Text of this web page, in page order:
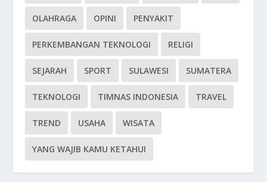
OLAHRAGA OPINI PENYAKIT
PERKEMBANGAN TEKNOLOGI RELIGI
SEJARAH SPORT SULAWESI SUMATERA
TEKNOLOGI TIMNAS INDONESIA TRAVEL
TREND USAHA WISATA
YANG WAJIB KAMU KETAHUI